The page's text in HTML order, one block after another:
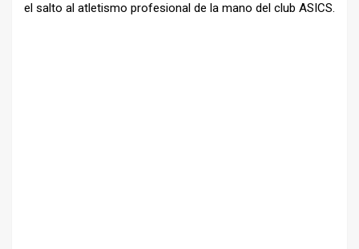
el salto al atletismo profesional de la mano del club ASICS.